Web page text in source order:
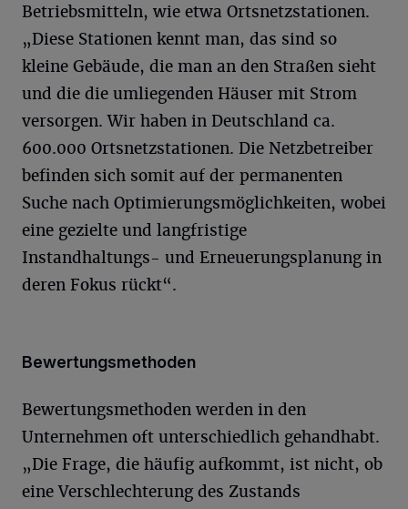
Betriebsmitteln, wie etwa Ortsnetzstationen.
„Diese Stationen kennt man, das sind so
kleine Gebäude, die man an den Straßen sieht
und die die umliegenden Häuser mit Strom
versorgen. Wir haben in Deutschland ca.
600.000 Ortsnetzstationen. Die Netzbetreiber
befinden sich somit auf der permanenten
Suche nach Optimierungsmöglichkeiten, wobei
eine gezielte und langfristige
Instandhaltungs- und Erneuerungsplanung in
deren Fokus rückt“.
Bewertungsmethoden
Bewertungsmethoden werden in den
Unternehmen oft unterschiedlich gehandhabt.
„Die Frage, die häufig aufkommt, ist nicht, ob
eine Verschlechterung des Zustands